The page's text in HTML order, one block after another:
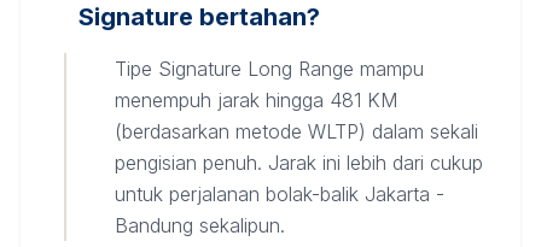
Signature bertahan?
Tipe Signature Long Range mampu
menempuh jarak hingga 481 KM
(berdasarkan metode WLTP) dalam sekali
pengisian penuh. Jarak ini lebih dari cukup
untuk perjalanan bolak-balik Jakarta -
Bandung sekalipun.